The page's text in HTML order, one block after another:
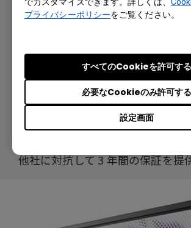
プライバシーポリシーをご覧ください。
設定画面
必要なCookieのみ許可する
すべてのCookieを許可する
エクスポートして配布する機能を
スタンドも取り付けられています
より、画面をどこでも必要な場所
動できました。使いやすく直感的
ェイスデザインは、BenQ インタ
フラットパネルが競合製品より優
1 つの理由でした。さらに、
他社に対抗して 3 年間の保証を提